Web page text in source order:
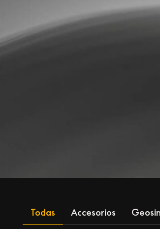
Accesorios
Todas